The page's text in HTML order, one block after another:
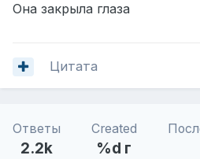
Она закрыла глаза
Цитата
Ответы
2.2k
Created
%d г